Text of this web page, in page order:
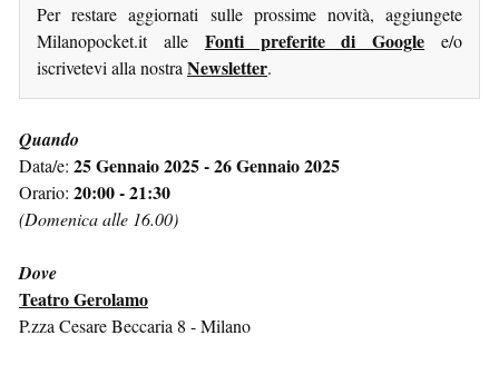
Per restare aggiornati sulle prossime novità, aggiungete
Milanopocket.it alle Fonti preferite di Google e/o
iscrivetevi alla nostra Newsletter.
Quando
Data/e: 25 Gennaio 2025 - 26 Gennaio 2025
Orario: 20:00 - 21:30
(Domenica alle 16.00)
Dove
Teatro Gerolamo
P.zza Cesare Beccaria 8 - Milano